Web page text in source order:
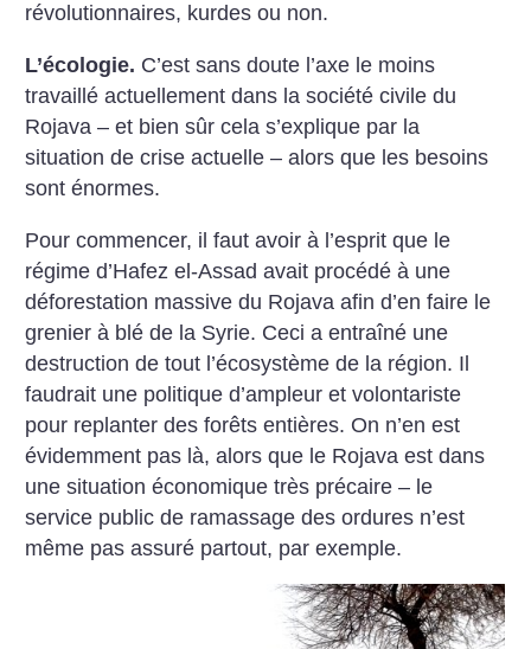
révolutionnaires, kurdes ou non.
L’écologie. C’est sans doute l’axe le moins
travaillé actuellement dans la société civile du
Rojava – et bien sûr cela s’explique par la
situation de crise actuelle – alors que les besoins
sont énormes.
Pour commencer, il faut avoir à l’esprit que le
régime d’Hafez el-Assad avait procédé à une
déforestation massive du Rojava afin d’en faire le
grenier à blé de la Syrie. Ceci a entraîné une
destruction de tout l’écosystème de la région. Il
faudrait une politique d’ampleur et volontariste
pour replanter des forêts entières. On n’en est
évidemment pas là, alors que le Rojava est dans
une situation économique très précaire – le
service public de ramassage des ordures n’est
même pas assuré partout, par exemple.